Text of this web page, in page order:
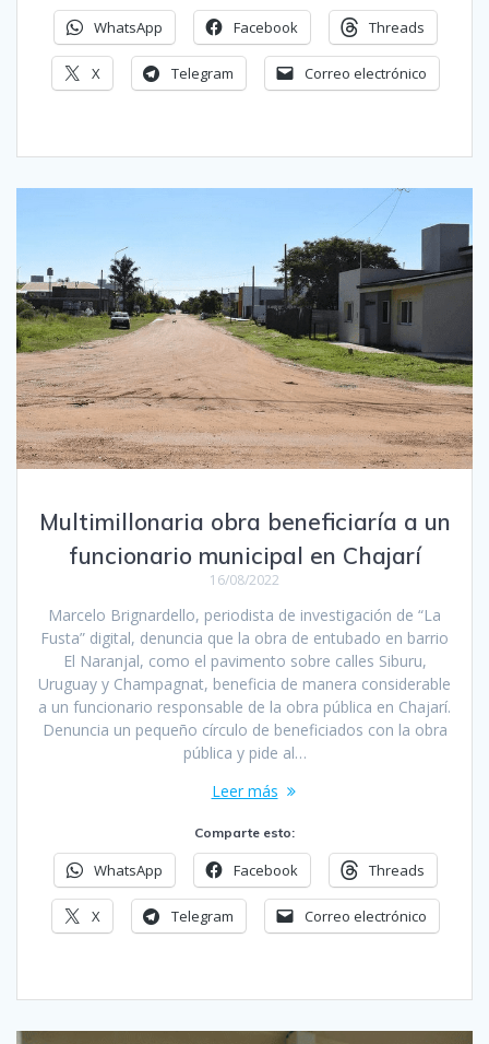
WhatsApp Facebook Threads
X Telegram Correo electrónico
Multimillonaria obra beneficiaría a un
funcionario municipal en Chajarí
16/08/2022
Marcelo Brignardello, periodista de investigación de “La
Fusta” digital, denuncia que la obra de entubado en barrio
El Naranjal, como el pavimento sobre calles Siburu,
Uruguay y Champagnat, beneficia de manera considerable
a un funcionario responsable de la obra pública en Chajarí.
Denuncia un pequeño círculo de beneficiados con la obra
pública y pide al…
Leer más
Comparte esto:
WhatsApp Facebook Threads
X Telegram Correo electrónico